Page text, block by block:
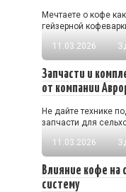
Мечтаете о кофе
гейзерной
11.03.2026
Запчасти и
от компании
Не дайте технике
запчасти для
11.03.2026
Влияние кофе на
систему